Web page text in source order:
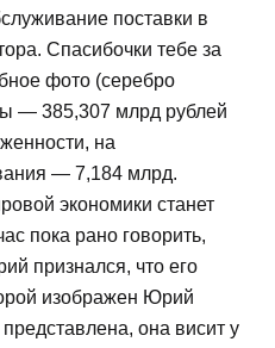
поставки в
Спасибочки тебе за
фото (серебро
— 385,307 млрд рублей
на
— 7,184 млрд.
экономики станет
пока рано говорить,
признался, что его
изображен Юрий
она висит у